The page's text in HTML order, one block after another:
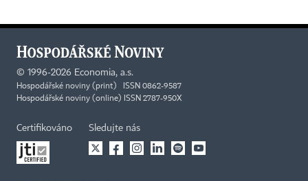
© 1996-2026 Economia, a.s.
Hospodářské noviny (print) ISSN 0862-9587
Hospodářské noviny (online) ISSN 2787-950X
Certifikováno Sledujte nás